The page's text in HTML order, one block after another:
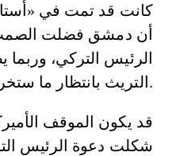
كانت قد تمت في
أن دمشق فضلت الصمت
الرئيس التركي،
التريث بانتظار ما ستخرج به الاجتماعات السورية التركية المرتقبة في العاصمة العراقية بغداد.
قد يكون الموقف
شكلت دعوة الرئيس